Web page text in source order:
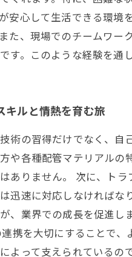
安心して生活できる環
た、現場でのチームワ
す。このような経験を通
キルと情熱を育む旅
術の習得だけでなく、自
や各種配管マテリアル
ありません。 次に、ト
迅速に対応しなければ
、業界での成長を促進
携を大切にすることで
よって支えられているので